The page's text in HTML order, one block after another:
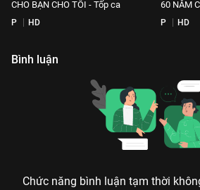
CHO BẠN CHO TÔI - Tốp ca
P HD
60 NĂM
P HD
Bình luận
Chức năng bình luận tạm thời